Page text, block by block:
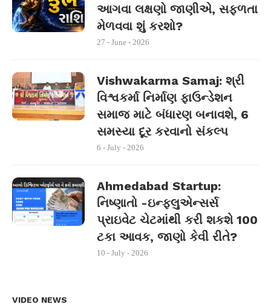
આગવા લક્ષણો જાણીએ, સફળતા
મેળવવા શું કરશો?
27 - June - 2026
Vishwakarma Samaj: શ્રી
વિશ્વકર્મા નિર્માણ ફાઉન્ડેશન
સમાજ માટે બંધારણ બનાવશે, 6
સમસ્યા દૂર કરવાનો સંકલ્પ
6 - July - 2026
Ahmedabad Startup:
નિષ્ણાતો -ઇન્ફ્લુએન્સર્સ
પ્રાઇવેટ ચેટમાંથી કરી શકશે 100
ટકા આવક, જાણો કેવી રીતે?
10 - July - 2026
VIDEO NEWS